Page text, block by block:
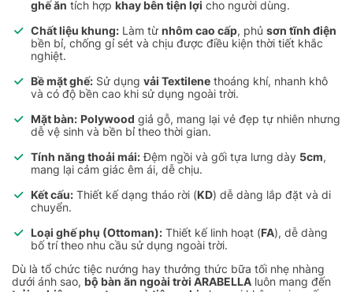
ghế ăn tích hợp khay bên tiện lợi cho người dùng.
Chất liệu khung: Làm từ nhôm cao cấp, phủ sơn tĩnh điện
bền bỉ, chống gỉ sét và chịu được điều kiện thời tiết khắc
nghiệt.
Bề mặt ghế: Sử dụng vải Textilene thoáng khí, nhanh khô
và có độ bền cao khi sử dụng ngoài trời.
Mặt bàn: Polywood giả gỗ, mang lại vẻ đẹp tự nhiên nhưng
dễ vệ sinh và bền bỉ theo thời gian.
Tính năng thoải mái:Đệm ngồi và gối tựa lưng dày 5cm,
mang lại cảm giác êm ái, dễ chịu.
Kết cấu: Thiết kế dạng tháo rời (KD) dễ dàng lắp đặt và di
chuyển.
Loại ghế phụ (Ottoman): Thiết kế linh hoạt (FA), dễ dàng
bố trí theo nhu cầu sử dụng ngoài trời.
Dù là tổ chức tiệc nướng hay thưởng thức bữa tối nhẹ nhàng
dưới ánh sao, bộ bàn ăn ngoài trời ARABELLA luôn mang đến